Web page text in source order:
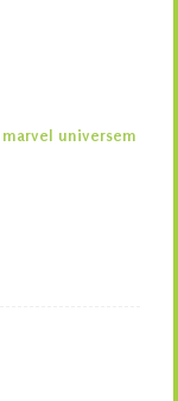
universem